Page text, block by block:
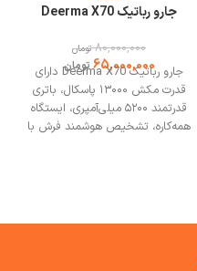
جارو رباتیک Deerma X70
80,000,000 تومان
65,000,000تومان جارو رباتیک Deerma X70 دارای
قدرت مکش ۱۳۰۰۰ پاسکال، باتری
قدرتمند ۵۲۰۰ میلی‌آمپری، ایستگاه
همه‌کاره، تشخیص هوشمند فرش با